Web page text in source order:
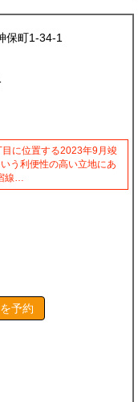
保町1-34-1
に位置する2023年9月竣
う利便性の高い立地にあ
線…
予約